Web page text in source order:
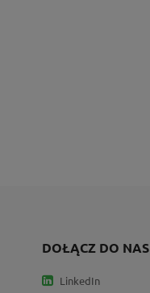
DOŁĄCZ DO NAS
LinkedIn